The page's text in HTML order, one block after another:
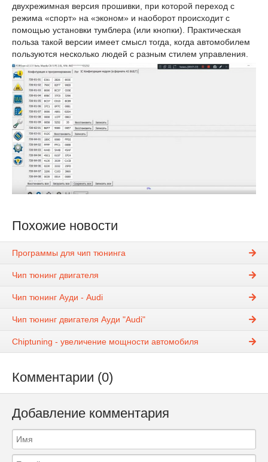
двухрежимная версия прошивки, при которой переход с
режима «спорт» на «эконом» и наоборот происходит с
помощью установки тумблера (или кнопки). Практическая
польза такой версии имеет смысл тогда, когда автомобилем
пользуются несколько людей с разным стилем управления.
Похожие новости
Программы для чип тюнинга
Чип тюнинг двигателя
Чип тюнинг Ауди - Audi
Чип тюнинг двигателя Ауди "Audi"
Chiptuning - увеличение мощности автомобиля
Комментарии (0)
Добавление комментария